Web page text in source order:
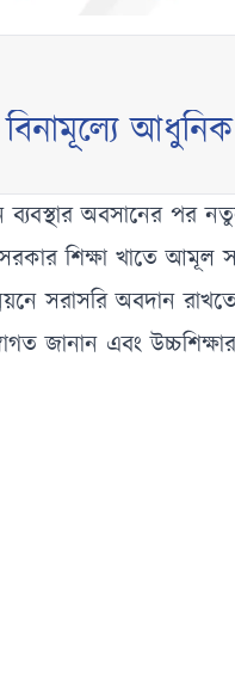
আধুনিক
ব্যবস্থার অবসানের পর
শিক্ষা খাতে
সরাসরি অবদান
জানান এবং